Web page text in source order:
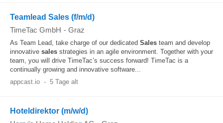
Teamlead Sales (f/m/d)
TimeTac GmbH - Graz
As Team Lead, take charge of our dedicated Sales team and develop
innovative sales strategies in an agile environment. Together with your
team, you will drive TimeTac’s success forward! TimeTac is a
continually growing and innovative software...
appcast.io - 5 Tage alt
Hoteldirektor (m/w/d)